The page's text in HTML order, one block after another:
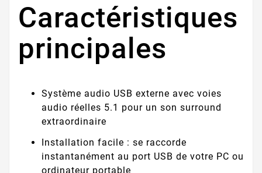
Caractéristiques
principales
Système audio USB externe avec voies
audio réelles 5.1 pour un son surround
extraordinaire
Installation facile : se raccorde
instantanément au port USB de votre PC ou
ordinateur portable